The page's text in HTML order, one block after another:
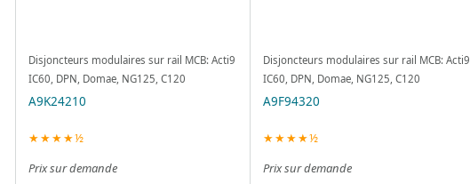
Disjoncteurs modulaires sur rail MCB: Acti9
IC60, DPN, Domae, NG125, C120
A9K24210
★★★★½
Prix sur demande
Disjoncteurs modulaires sur rail MCB: Acti9
IC60, DPN, Domae, NG125, C120
A9F94320
★★★★½
Prix sur demande